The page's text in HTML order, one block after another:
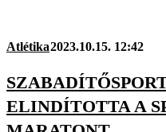
Atlétika2023.10.15. 12:42
ELINDÍTOTTA A